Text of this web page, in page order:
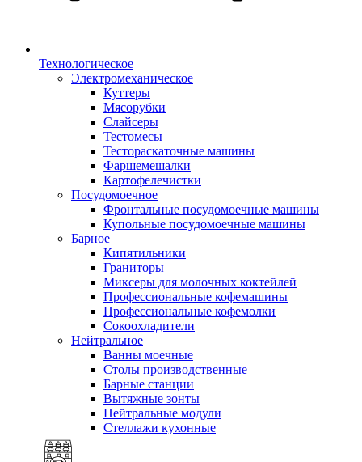
Технологическое
Электромеханическое
Куттеры
Мясорубки
Слайсеры
Тестомесы
Тестораскаточные машины
Фаршемешалки
Картофелечистки
Посудомоечное
Фронтальные посудомоечные машины
Купольные посудомоечные машины
Барное
Кипятильники
Граниторы
Миксеры для молочных коктейлей
Профессиональные кофемашины
Профессиональные кофемолки
Сокоохладители
Нейтральное
Ванны моечные
Столы производственные
Барные станции
Вытяжные зонты
Нейтральные модули
Стеллажи кухонные